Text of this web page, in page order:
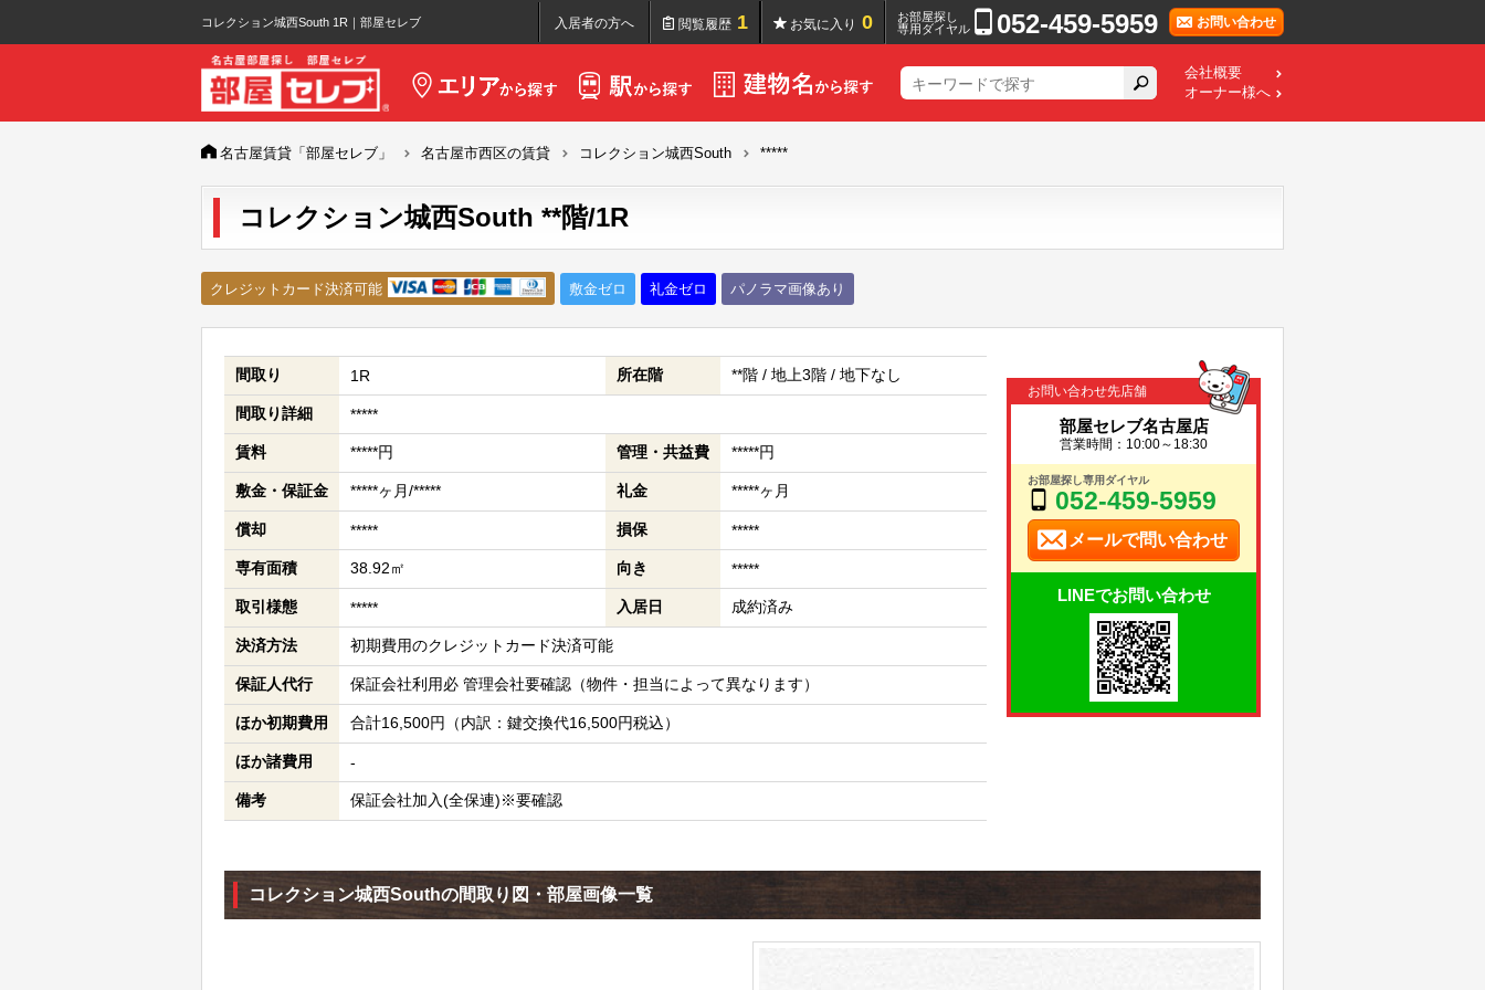
コレクション城西South 1R｜部屋セレブ 入居者の方へ 閲覧履歴 1 お気に入り 0
お部屋探し
専用ダイヤル
052-459-5959 お問い合わせ
会社概要
オーナー様へ
名古屋賃貸「部屋セレブ」 名古屋市西区の賃貸 コレクション城西South *****
コレクション城西South **階/1R
クレジットカード決済可能 敷金ゼロ 礼金ゼロ パノラマ画像あり
間取り 1R 所在階 **階 / 地上3階 / 地下なし
間取り詳細 *****
賃料 *****円 管理・共益費 *****円
敷金・保証金 *****ヶ月/***** 礼金 *****ヶ月
償却 ***** 損保 *****
専有面積 38.92㎡ 向き *****
取引様態 ***** 入居日 成約済み
決済方法 初期費用のクレジットカード決済可能
保証人代行 保証会社利用必 管理会社要確認（物件・担当によって異なります）
ほか初期費用 合計16,500円（内訳：鍵交換代16,500円税込）
ほか諸費用 -
備考 保証会社加入(全保連)※要確認
お問い合わせ先店舗
部屋セレブ名古屋店
営業時間：10:00～18:30
お部屋探し専用ダイヤル
052-459-5959
メールで問い合わせ
LINEでお問い合わせ
コレクション城西Southの間取り図・部屋画像一覧